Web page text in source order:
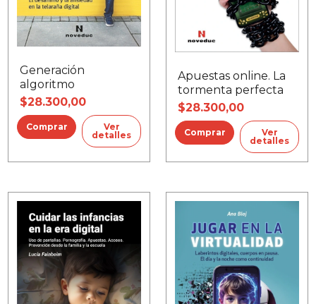
Generación
algoritmo
$28.300,00
Ver
detalles
Apuestas online. La
tormenta perfecta
$28.300,00
Ver
detalles